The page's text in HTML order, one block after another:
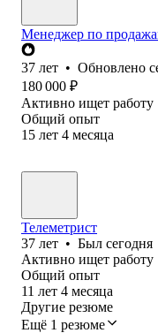
Менеджер по
37 лет • Обновлено
180 000 ₽
Активно ищет работу
Общий опыт
15 лет 4 месяца
Телеметрист
37 лет • Был сегодня
Активно ищет работу
Общий опыт
11 лет 4 месяца
Другие резюме
Ещё 1 резюме